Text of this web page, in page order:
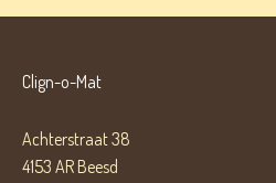
Clign-o-Mat
Achterstraat 38
4153 AR Beesd